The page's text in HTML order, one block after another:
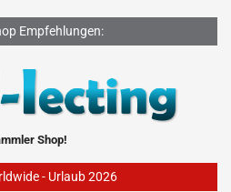
Empfehlungen:
Shop!
- Urlaub 2026